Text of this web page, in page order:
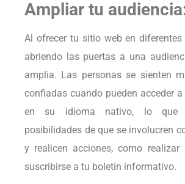
Ampliar tu
Al ofrecer tu sitio web en
abriendo las puertas a una
amplia. Las personas se sienten
confiadas cuando pueden acceder
en su idioma nativo, lo que
posibilidades de que se involucren
y realicen acciones, como
suscribirse a tu boletín informativo.